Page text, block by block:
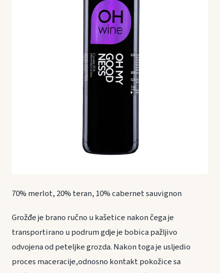
70% merlot, 20% teran, 10% cabernet sauvignon
Grožđe je brano ručno u kašetice nakon čega je
transportirano u podrum gdje je bobica pažljivo
odvojena od peteljke grozda. Nakon toga je usljedio
proces maceracije,odnosno kontakt pokožice sa